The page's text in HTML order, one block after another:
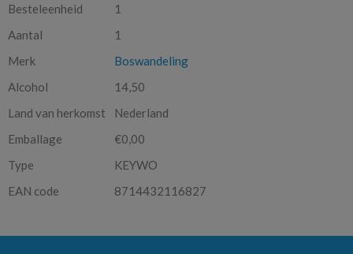
Besteleenheid
1
Aantal
1
Merk
Boswandeling
Alcohol
14,50
Land van herkomst
Nederland
Emballage
€0,00
Type
KEYWO
EAN code
8714432116827